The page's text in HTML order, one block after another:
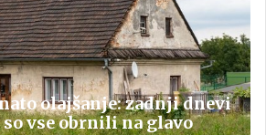
olajšanje: zadnji dnevi
vse obrnili na glavo